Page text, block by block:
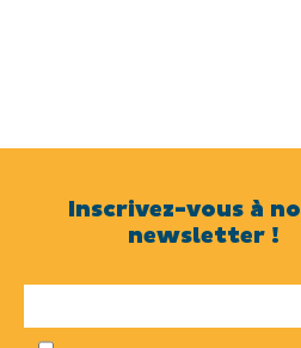
Inscrivez-vous à
newsletter !